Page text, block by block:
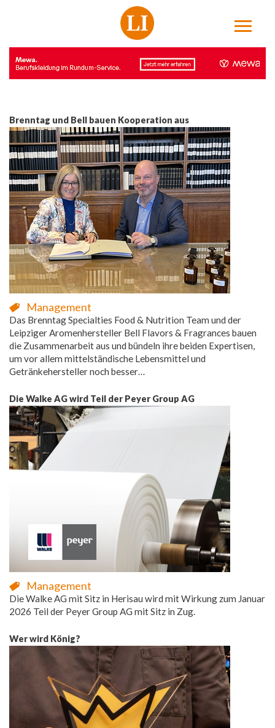
Brenntag und Bell bauen Kooperation aus
Management
Das Brenntag Specialties Food & Nutrition Team und der
Leipziger Aromenhersteller Bell Flavors & Fragrances bauen
die Zusammenarbeit aus und bündeln ihre beiden Expertisen,
um vor allem mittelständische Lebensmittel und
Getränkehersteller noch besser…
Die Walke AG wird Teil der Peyer Group AG
Management
Die Walke AG mit Sitz in Herisau wird mit Wirkung zum Januar
2026 Teil der Peyer Group AG mit Sitz in Zug.
Wer wird König?